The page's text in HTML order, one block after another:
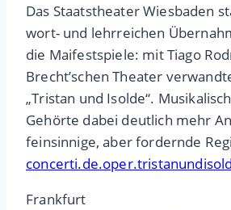
Das Staatstheater Wiesbaden
wort- und lehrreichen
die Maifestspiele: mit Tiago
Brecht’schen Theater
„Tristan und Isolde“.
Gehörte dabei deutlich mehr
feinsinnige, aber fordernde
Frankfurt